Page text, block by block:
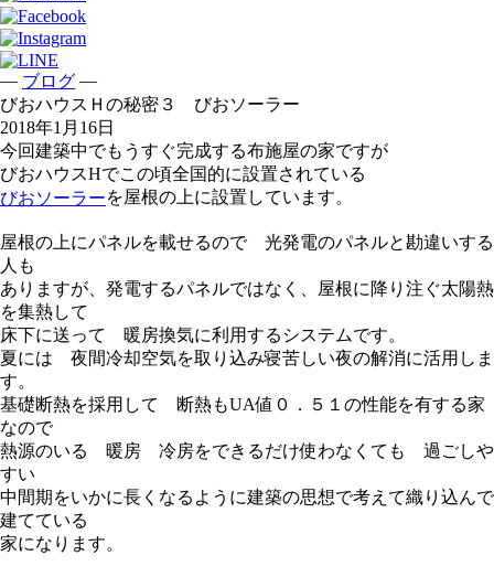
— ブログ —
びおハウスＨの秘密３ びおソーラー
2018年1月16日
今回建築中でもうすぐ完成する布施屋の家ですが
びおハウスHでこの頃全国的に設置されている
びおソーラーを屋根の上に設置しています。
屋根の上にパネルを載せるので 光発電のパネルと勘違いする
人も
ありますが、発電するパネルではなく、屋根に降り注ぐ太陽熱
を集熱して
床下に送って 暖房換気に利用するシステムです。
夏には 夜間冷却空気を取り込み寝苦しい夜の解消に活用しま
す。
基礎断熱を採用して 断熱もUA値０．５１の性能を有する家
なので
熱源のいる 暖房 冷房をできるだけ使わなくても 過ごしや
すい
中間期をいかに長くなるように建築の思想で考えて織り込んで
建てている
家になります。